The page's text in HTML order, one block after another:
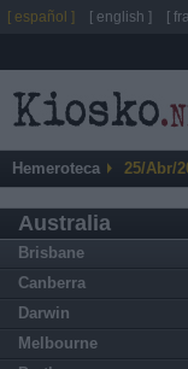
Hemeroteca 25/Abr/
Australia
Brisbane
Canberra
Darwin
Melbourne
[ español ] [ english ] [